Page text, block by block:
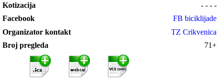
Kotizacija
- - - -
Facebook
FB biciklijade
Organizator kontakt
TZ Crikvenica
Broj pregleda
71+